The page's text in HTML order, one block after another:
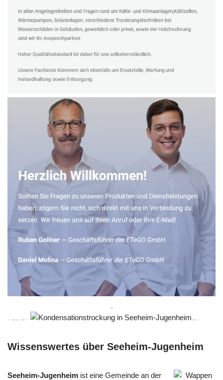
Wissenswertes über Seeheim-Jugenheim
Seeheim-Jugenheim ist eine Gemeinde an der